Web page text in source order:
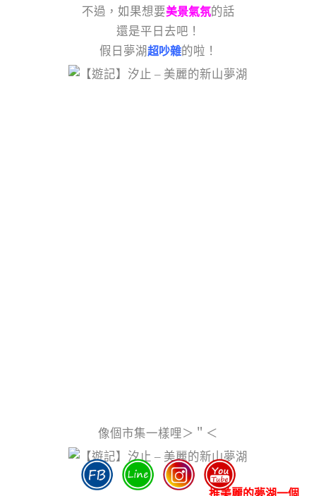
不過，如果想要美景氣氛的話
還是平日去吧！
假日夢湖超吵雜的啦！
像個市集一樣哩＞＂＜
推美麗的夢湖一個